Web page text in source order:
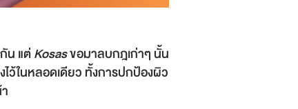
น แต่Kosasขอมาลบกฎเก่าๆ นั้น
ว้ในหลอดเดียว ทั้งการปกป้องผิว